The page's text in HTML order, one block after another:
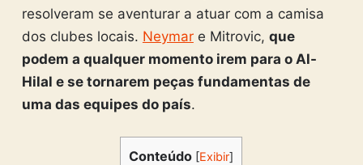
resolveram se aventurar a atuar com a camisa
dos clubes locais. Neymare Mitrovic, que
podem a qualquer momento irem para o Al-
Hilal e se tornarem peças fundamentas de
uma das equipes do país.
Conteúdo [Exibir]